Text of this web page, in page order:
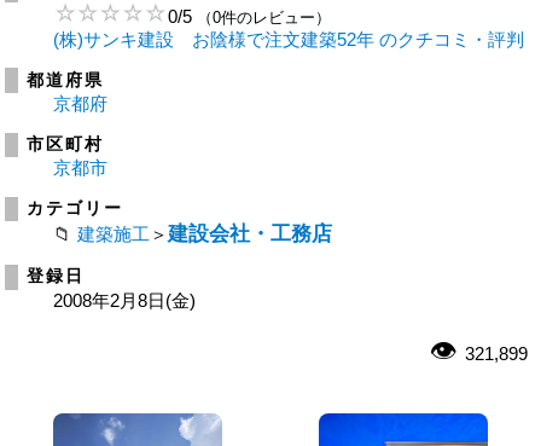
0/5 （0件のレビュー）
(株)サンキ建設 お陰様で注文建築52年 のクチコミ・評判
都道府県
京都府
市区町村
京都市
カテゴリー
建築施工 ＞ 建設会社・工務店
登録日
2008年2月8日(金)
321,899